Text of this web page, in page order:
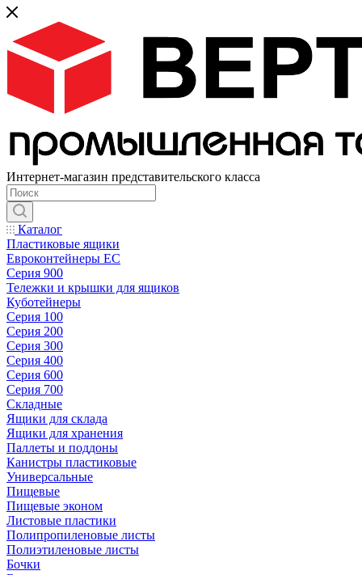
Интернет-магазин представительского класса
Каталог
Пластиковые ящики
Евроконтейнеры ЕС
Серия 900
Тележки и крышки для ящиков
Куботейнеры
Серия 100
Серия 200
Серия 300
Серия 400
Серия 600
Серия 700
Складные
Ящики для склада
Ящики для хранения
Паллеты и поддоны
Канистры пластиковые
Универсальные
Пищевые
Пищевые эконом
Листовые пластики
Полипропиленовые листы
Полиэтиленовые листы
Бочки